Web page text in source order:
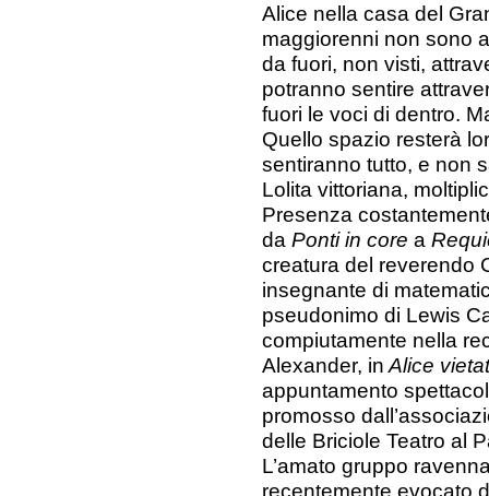
Alice nella casa del
maggiorenni non sono
da fuori, non visti,
potranno sentire
fuori le voci di dentro.
Quello spazio resterà
sentiranno tutto, e non
Lolita vittoriana,
Presenza
da Ponti in core a
creatura del reverendo
insegnante di
pseudonimo di Lewis
compiutamente nella
Alexander, in Alice
appuntamento
promosso
delle Briciole Teatro al
L’amato gruppo
recentemente evocato